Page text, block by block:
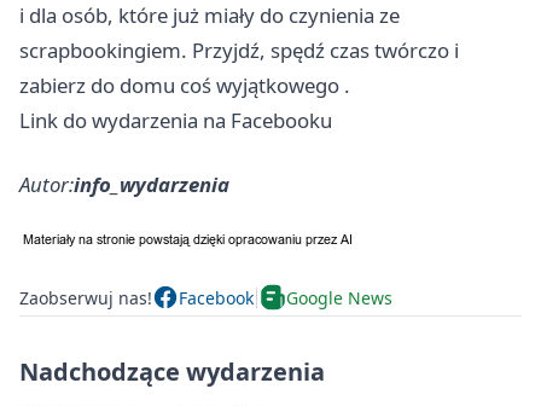
i dla osób, które już miały do czynienia ze
scrapbookingiem. Przyjdź, spędź czas twórczo i
zabierz do domu coś wyjątkowego .
Link do wydarzenia na Facebooku
Autor:info_wydarzenia
Zaobserwuj nas! Facebook Google News
Nadchodzące wydarzenia